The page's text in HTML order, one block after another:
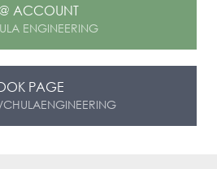
ACCOUNT
ENGINEERING
PAGE